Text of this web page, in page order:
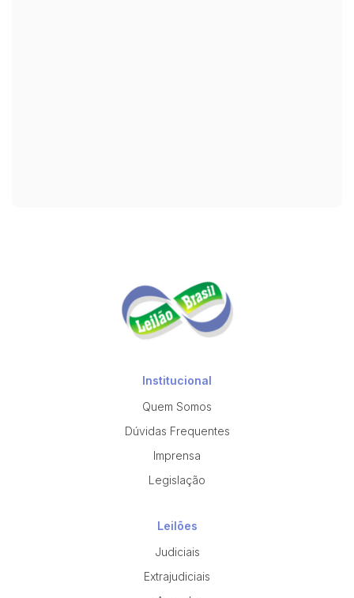
Institucional
Quem Somos
Dúvidas Frequentes
Imprensa
Legislação
Leilões
Judiciais
Extrajudiciais